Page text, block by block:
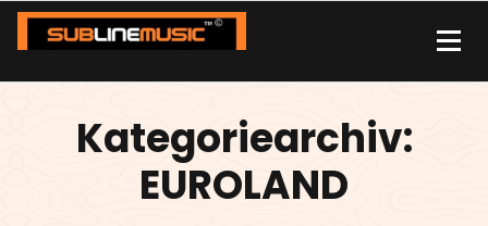
Zum
Inhalt
Kategoriearchiv:
EUROLAND